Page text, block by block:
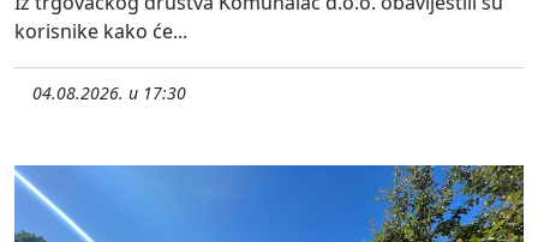
korisnike kako će...
04.08.2026. u 17:30